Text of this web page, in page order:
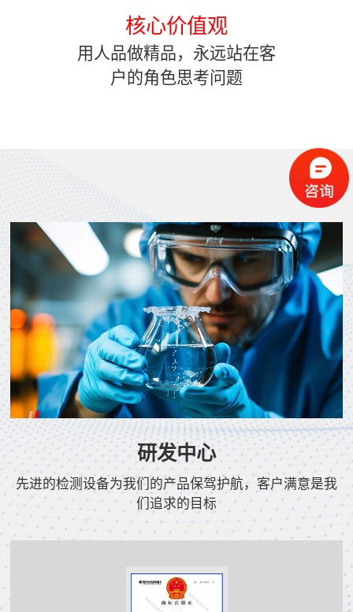
核心价值观
用人品做精品，永远站在客
户的角色思考问题
研发中心
先进的检测设备为我们的产品保驾护航，客户满意是我
们追求的目标